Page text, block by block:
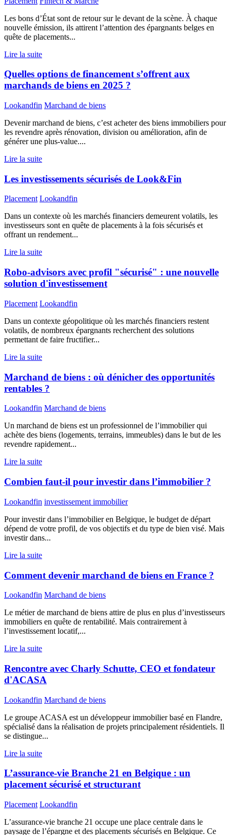
Les bons d’État sont de retour sur le devant de la scène. À chaque
nouvelle émission, ils attirent l’attention des épargnants belges en
quête de placements...
Lire la suite
Quelles options de financement s’offrent aux
marchands de biens en 2025 ?
Lookandfin Marchand de biens
Devenir marchand de biens, c’est acheter des biens immobiliers pour
les revendre après rénovation, division ou amélioration, afin de
générer une plus-value....
Lire la suite
Les investissements sécurisés de Look&Fin
Placement Lookandfin
Dans un contexte où les marchés financiers demeurent volatils, les
investisseurs sont en quête de placements à la fois sécurisés et
offrant un rendement...
Lire la suite
Robo-advisors avec profil "sécurisé" : une nouvelle
solution d'investissement
Placement Lookandfin
Dans un contexte géopolitique où les marchés financiers restent
volatils, de nombreux épargnants recherchent des solutions
permettant de faire fructifier...
Lire la suite
Marchand de biens : où dénicher des opportunités
rentables ?
Lookandfin Marchand de biens
Un marchand de biens est un professionnel de l’immobilier qui
achète des biens (logements, terrains, immeubles) dans le but de les
revendre rapidement...
Lire la suite
Combien faut-il pour investir dans l’immobilier ?
Lookandfin investissement immobilier
Pour investir dans l’immobilier en Belgique, le budget de départ
dépend de votre profil, de vos objectifs et du type de bien visé. Mais
investir dans...
Lire la suite
Comment devenir marchand de biens en France ?
Lookandfin Marchand de biens
Le métier de marchand de biens attire de plus en plus d’investisseurs
immobiliers en quête de rentabilité. Mais contrairement à
l’investissement locatif,...
Lire la suite
Rencontre avec Charly Schutte, CEO et fondateur
d'ACASA
Lookandfin Marchand de biens
Le groupe ACASA est un développeur immobilier basé en Flandre,
spécialisé dans la réalisation de projets principalement résidentiels. Il
se distingue...
Lire la suite
L’assurance-vie Branche 21 en Belgique : un
placement sécurisé et structurant
Placement Lookandfin
L’assurance-vie branche 21 occupe une place centrale dans le
paysage de l’épargne et des placements sécurisés en Belgique. Ce